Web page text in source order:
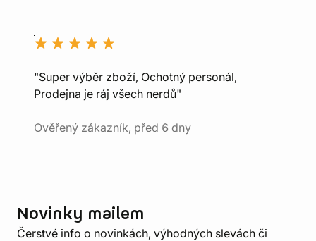
"Super výběr zboží, Ochotný personál,
Prodejna je ráj všech nerdů"
Ověřený zákazník, před 6 dny
Novinky mailem
Čerstvé info o novinkách, výhodných slevách či